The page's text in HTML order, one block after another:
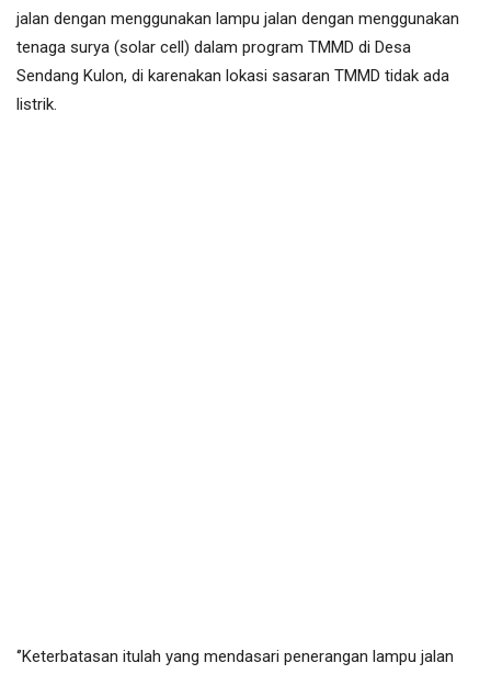
jalan dengan menggunakan lampu jalan dengan menggunakan
tenaga surya (solar cell) dalam program TMMD di Desa
Sendang Kulon, di karenakan lokasi sasaran TMMD tidak ada
listrik.
‘’Keterbatasan itulah yang mendasari penerangan lampu jalan